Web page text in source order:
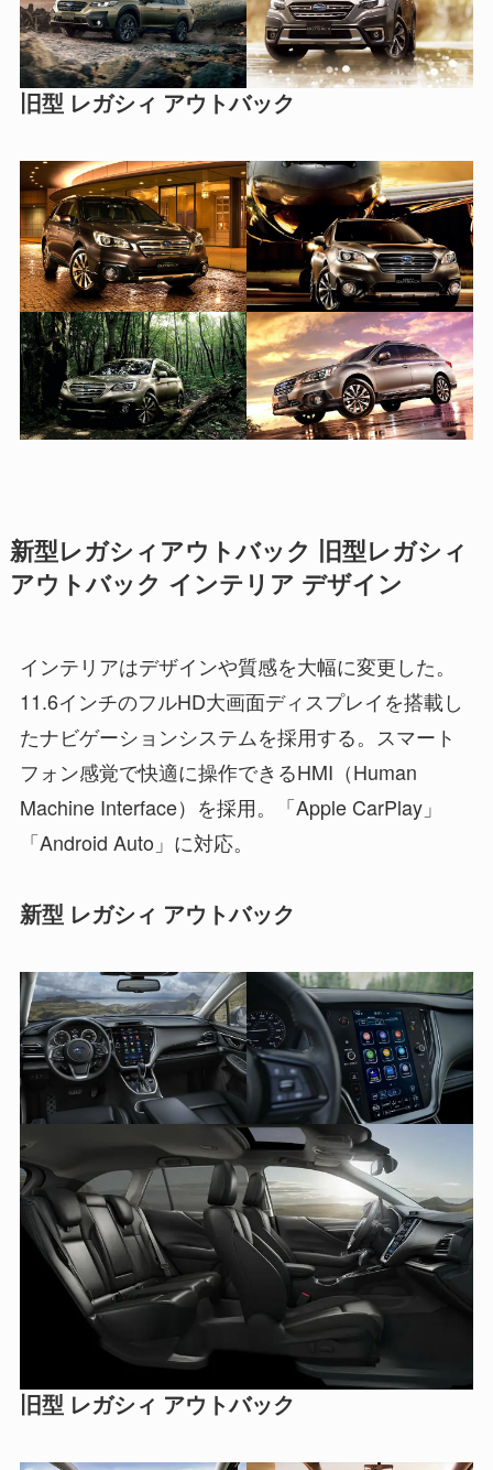
旧型 レガシィ アウトバック
新型レガシィアウトバック 旧型レガシィ
アウトバック インテリア デザイン
インテリアはデザインや質感を大幅に変更した。
11.6インチのフルHD大画面ディスプレイを搭載し
たナビゲーションシステムを採用する。スマート
フォン感覚で快適に操作できるHMI（Human
Machine Interface）を採用。「Apple CarPlay」
「Android Auto」に対応。
新型 レガシィ アウトバック
旧型 レガシィ アウトバック